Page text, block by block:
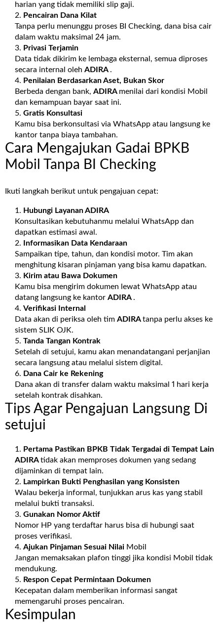
harian yang tidak memiliki slip gaji.
Pencairan Dana Kilat
Tanpa perlu menunggu proses BI Checking, dana bisa cair
dalam waktu maksimal 24 jam.
Privasi Terjamin
Data tidak dikirim ke lembaga eksternal, semua diproses
secara internal oleh ADIRA .
Penilaian Berdasarkan Aset, Bukan Skor
Berbeda dengan bank, ADIRA menilai dari kondisi Mobil
dan kemampuan bayar saat ini.
Gratis Konsultasi
Kamu bisa berkonsultasi via WhatsApp atau langsung ke
kantor tanpa biaya tambahan.
Cara Mengajukan Gadai BPKB
Mobil Tanpa BI Checking
Ikuti langkah berikut untuk pengajuan cepat:
Hubungi LayananADIRA
Konsultasikan kebutuhanmu melalui WhatsApp dan
dapatkan estimasi awal.
Informasikan Data Kendaraan
Sampaikan tipe, tahun, dan kondisi motor. Tim akan
menghitung kisaran pinjaman yang bisa kamu dapatkan.
Kirim atau Bawa Dokumen
Kamu bisa mengirim dokumen lewat WhatsApp atau
datang langsung ke kantor ADIRA .
Verifikasi Internal
Data akan di periksa oleh tim ADIRAtanpa perlu akses ke
sistem SLIK OJK.
Tanda Tangan Kontrak
Setelah di setujui, kamu akan menandatangani perjanjian
secara langsung atau melalui sistem digital.
Dana Cair ke Rekening
Dana akan di transfer dalam waktu maksimal 1 hari kerja
setelah kontrak disahkan.
Tips Agar Pengajuan Langsung Di
setujui
Pertama Pastikan BPKB Tidak Tergadai di Tempat Lain
ADIRAtidak akan memproses dokumen yang sedang
dijaminkan di tempat lain.
Lampirkan Bukti Penghasilan yang Konsisten
Walau bekerja informal, tunjukkan arus kas yang stabil
melalui bukti transaksi.
Gunakan Nomor Aktif
Nomor HP yang terdaftar harus bisa di hubungi saat
proses verifikasi.
Ajukan Pinjaman Sesuai Nilai Mobil
Jangan memaksakan plafon tinggi jika kondisi Mobil tidak
mendukung.
Respon Cepat Permintaan Dokumen
Kecepatan dalam memberikan informasi sangat
memengaruhi proses pencairan.
Kesimpulan